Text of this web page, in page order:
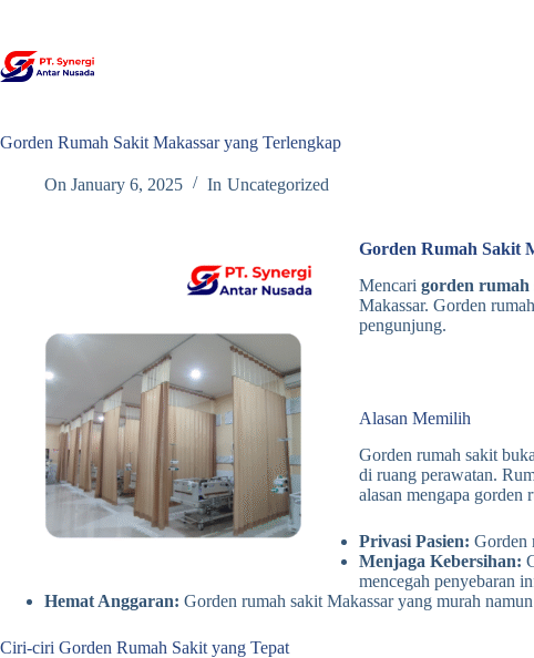
content
Gorden Rumah Sakit Makassar yang Terlengkap
On January 6, 2025 In Uncategorized
Gorden Rumah Sakit
Mencari gorden rumah
Makassar. Gorden
pengunjung.
Alasan Memilih
Gorden rumah sakit
di ruang perawatan.
alasan mengapa gorden
Privasi Pasien: Gorden
Menjaga Kebersihan:
mencegah penyebaran
Hemat Anggaran: Gorden rumah sakit Makassar yang murah
Ciri-ciri Gorden Rumah Sakit yang Tepat